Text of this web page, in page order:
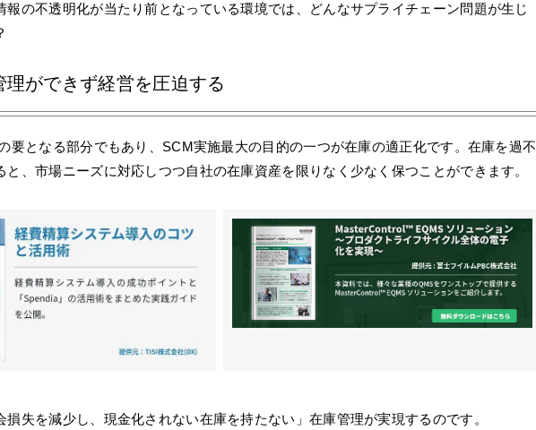
報の不透明化が当たり前となっている環境では、どんなサプライチェーン問題が生じ
理ができず経営を圧迫する
要となる部分でもあり、SCM実施最大の目的の一つが在庫の適正化です。在庫を過不
と、市場ニーズに対応しつつ自社の在庫資産を限りなく少なく保つことができます。
損失を減少し、現金化されない在庫を持たない」在庫管理が実現するのです。